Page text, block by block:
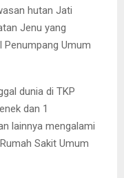
hutan Jati
Jenu yang
Umum
dunia di TKP
dan 1
lainnya mengalami
Sakit Umum